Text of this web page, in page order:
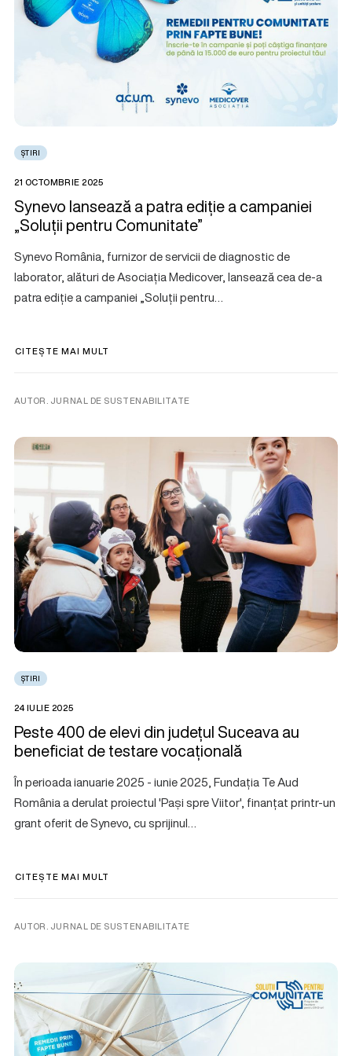
ȘTIRI
21 OCTOMBRIE 2025
Synevo lansează a patra ediție a campaniei
„Soluții pentru Comunitate”
Synevo România, furnizor de servicii de diagnostic de
laborator, alături de Asociația Medicover, lansează cea de-a
patra ediție a campaniei „Soluții pentru…
CITEȘTE MAI MULT
AUTOR. JURNAL DE SUSTENABILITATE
ȘTIRI
24 IULIE 2025
Peste 400 de elevi din județul Suceava au
beneficiat de testare vocațională
În perioada ianuarie 2025 - iunie 2025, Fundația Te Aud
România a derulat proiectul 'Pași spre Viitor', finanțat printr-un
grant oferit de Synevo, cu sprijinul…
CITEȘTE MAI MULT
AUTOR. JURNAL DE SUSTENABILITATE